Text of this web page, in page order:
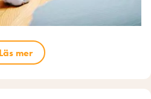
Läs mer